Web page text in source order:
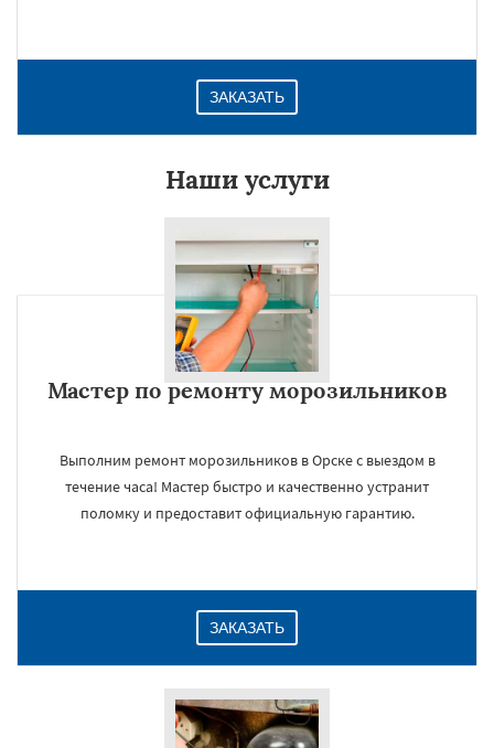
ЗАКАЗАТЬ
Наши услуги
Мастер по ремонту морозильников
Выполним ремонт морозильников в Орске с выездом в
течение часа! Мастер быстро и качественно устранит
поломку и предоставит официальную гарантию.
ЗАКАЗАТЬ